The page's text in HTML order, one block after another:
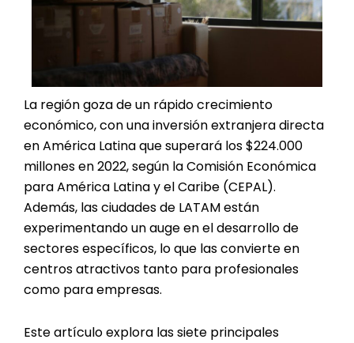
La región goza de un rápido crecimiento
económico, con una inversión extranjera directa
en América Latina que superará los $224.000
millones en 2022, según la Comisión Económica
para América Latina y el Caribe (CEPAL).
Además, las ciudades de LATAM están
experimentando un auge en el desarrollo de
sectores específicos, lo que las convierte en
centros atractivos tanto para profesionales
como para empresas.
Este artículo explora las siete principales